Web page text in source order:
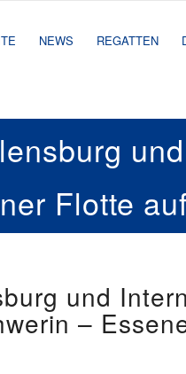
NEWS REGATTEN
Flotte
und
–